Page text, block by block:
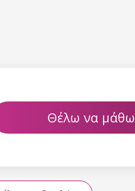
Θέλω να μάθω